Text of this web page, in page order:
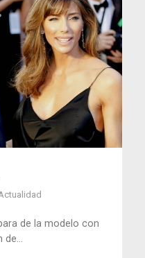
de la modelo con
de...